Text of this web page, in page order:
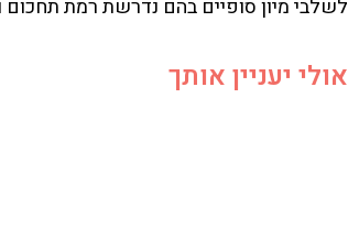
לשלבי מיון סופיים בהם נדרשת רמת תחכום
אולי יעניין אותך